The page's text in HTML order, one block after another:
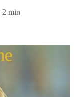
2 min